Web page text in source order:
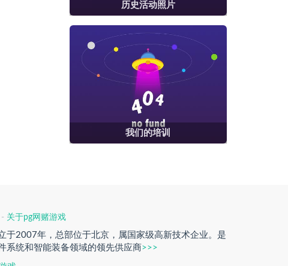
历史活动照片
我们的培训
- 关于pg网赌游戏
于2007年，总部位于北京，属国家级高新技术企业。是
系统和智能装备领域的领先供应商 >>>